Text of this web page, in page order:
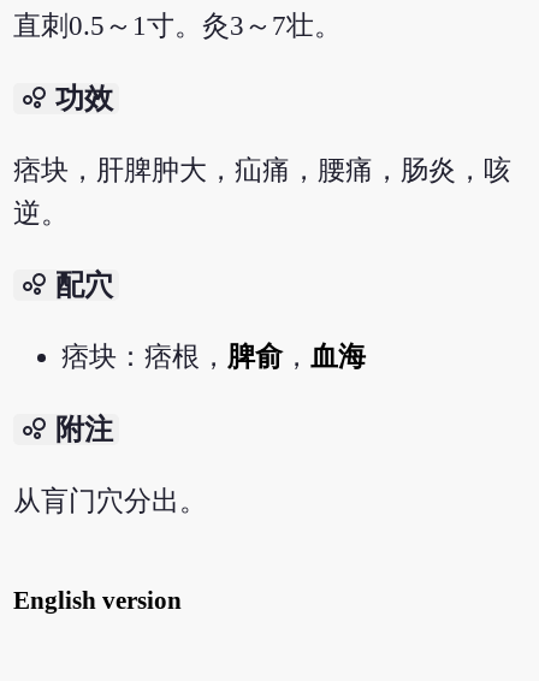
直刺0.5～1寸。灸3～7壮。
bubble_chart 功效
痞块，肝脾肿大，疝痛，腰痛，肠炎，咳
逆。
bubble_chart 配穴
痞块：痞根， 脾俞，血海
bubble_chart 附注
从肓门穴分出。
English version